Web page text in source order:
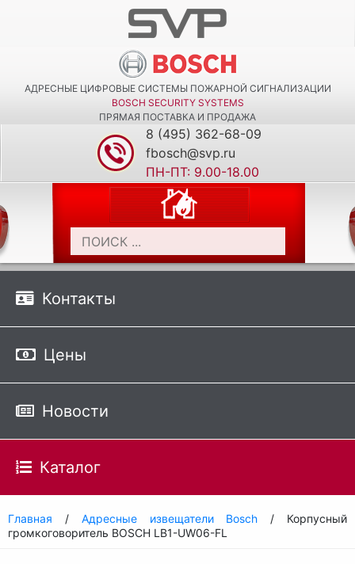
АДРЕСНЫЕ ЦИФРОВЫЕ СИСТЕМЫ ПОЖАРНОЙ СИГНАЛИЗАЦИИ
BOSCH SECURITY SYSTEMS
ПРЯМАЯ ПОСТАВКА И ПРОДАЖА
8 (495) 362-68-09
fbosch@svp.ru
ПН-ПТ: 9.00-18.00
Контакты
Цены
Новости
Каталог
Главная / Адресные извещатели Bosch / Корпусный
громкоговоритель BOSCH LB1-UW06-FL